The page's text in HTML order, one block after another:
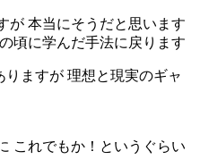
が 本当にそうだと思います
頃に学んだ手法に戻ります
ますが 理想と現実のギャ
これでもか！というぐらい